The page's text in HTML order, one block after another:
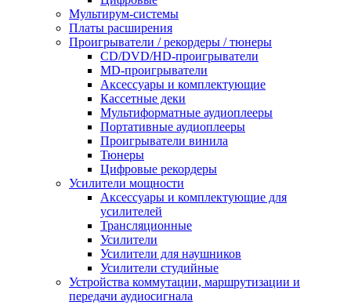
Мультирум-системы
Платы расширения
Проигрыватели / рекордеры / тюнеры
CD/DVD/HD-проигрыватели
MD-проигрыватели
Аксессуары и комплектующие
Кассетные деки
Мультиформатные аудиоплееры
Портативные аудиоплееры
Проигрыватели винила
Тюнеры
Цифровые рекордеры
Усилители мощности
Аксессуары и комплектующие для
усилителей
Трансляционные
Усилители
Усилители для наушников
Усилители студийные
Устройства коммутации, маршрутизации и
передачи аудиосигнала